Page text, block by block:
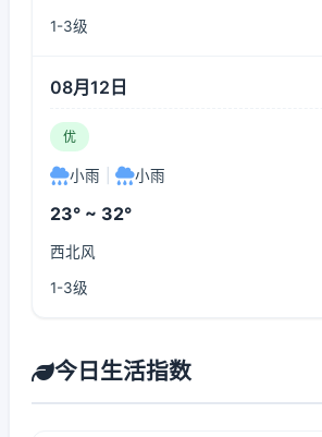
1-3级
08月12日
优
小雨 小雨
23° ~ 32°
西北风
1-3级
今日生活指数